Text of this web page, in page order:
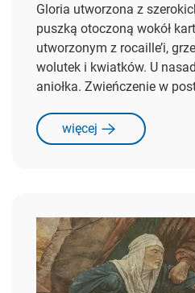
Gloria utworzona z
puszką otoczoną wokół
utworzonym z rocaille’i,
wolutek i kwiatków. U
aniołka. Zwieńczenie w
więcej